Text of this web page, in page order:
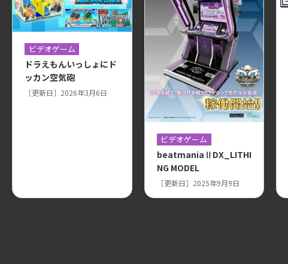
ビデオゲーム
ドラえもんいっしょにド
ッカン空気砲
［更新日］2026年3月6日
ビデオゲーム
beatmaniaⅡDX_LITHI
NG MODEL
［更新日］2025年9月9日